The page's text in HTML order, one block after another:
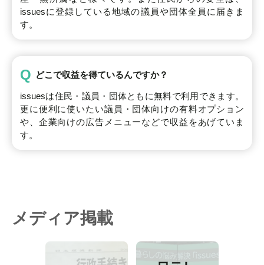
issuesに登録している地域の議員や団体全員に届きま
す。
Q どこで収益を得ているんですか？
issuesは住民・議員・団体ともに無料で利用できます。
更に便利に使いたい議員・団体向けの有料オプション
や、企業向けの広告メニューなどで収益をあげていま
す。
メディア掲載